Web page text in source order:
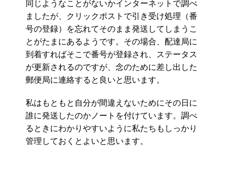
同じようなことがないかインターネットで調べ
ましたが、クリックポストで引き受け処理（番
号の登録）を忘れてそのまま発送してしまうこ
とがたまにあるようです。その場合、配達局に
到着すればそこで番号が登録され、ステータス
が更新されるのですが、念のために差し出した
郵便局に連絡すると良いと思います。
私はもともと自分が間違えないためにその日に
誰に発送したのかノートを付けています。調べ
るときにわかりやすいように私たちもしっかり
管理しておくとよいと思います。